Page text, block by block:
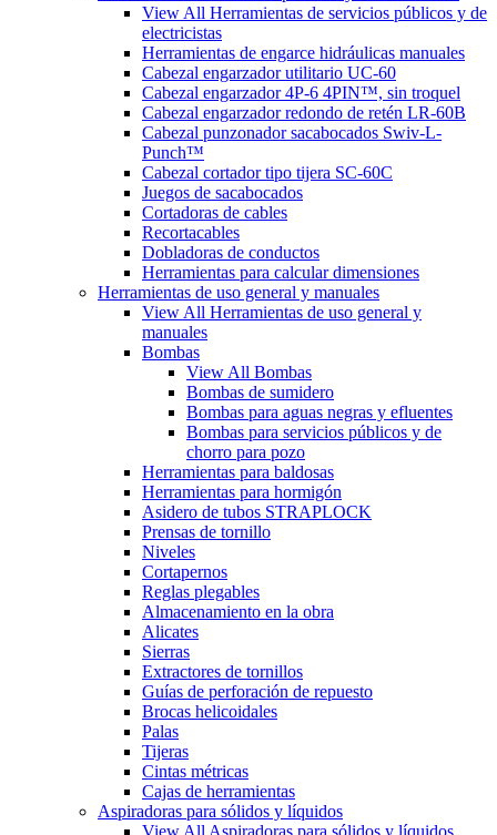
View All Herramientas de servicios públicos y de
electricistas
Herramientas de engarce hidráulicas manuales
Cabezal engarzador utilitario UC-60
Cabezal engarzador 4P-6 4PIN™, sin troquel
Cabezal engarzador redondo de retén LR-60B
Cabezal punzonador sacabocados Swiv-L-
Punch™
Cabezal cortador tipo tijera SC-60C
Juegos de sacabocados
Cortadoras de cables
Recortacables
Dobladoras de conductos
Herramientas para calcular dimensiones
Herramientas de uso general y manuales
View All Herramientas de uso general y
manuales
Bombas
View All Bombas
Bombas de sumidero
Bombas para aguas negras y efluentes
Bombas para servicios públicos y de
chorro para pozo
Herramientas para baldosas
Herramientas para hormigón
Asidero de tubos STRAPLOCK
Prensas de tornillo
Niveles
Cortapernos
Reglas plegables
Almacenamiento en la obra
Alicates
Sierras
Extractores de tornillos
Guías de perforación de repuesto
Brocas helicoidales
Palas
Tijeras
Cintas métricas
Cajas de herramientas
Aspiradoras para sólidos y líquidos